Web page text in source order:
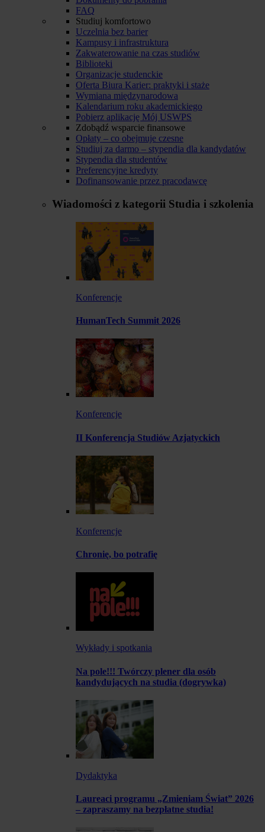
FAQ
Studiuj komfortowo
Uczelnia bez barier
Kampusy i infrastruktura
Zakwaterowanie na czas studiów
Biblioteki
Organizacje studenckie
Oferta Biura Karier: praktyki i staże
Wymiana międzynarodowa
Kalendarium roku akademickiego
Pobierz aplikację Mój USWPS
Zdobądź wsparcie finansowe
Opłaty – co obejmuje czesne
Studiuj za darmo – stypendia dla kandydatów
Stypendia dla studentów
Preferencyjne kredyty
Dofinansowanie przez pracodawcę
Wiadomości z kategorii Studia i szkolenia
Konferencje
HumanTech Summit 2026
Konferencje
II Konferencja Studiów Azjatyckich
Konferencje
Chronię, bo potrafię
Wykłady i spotkania
Na pole!!! Twórczy plener dla osób
kandydujących na studia (dogrywka)
Dydaktyka
Laureaci programu „Zmieniam Świat” 2026
– zapraszamy na bezpłatne studia!